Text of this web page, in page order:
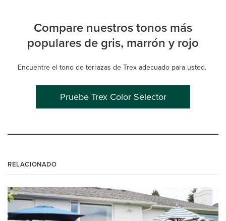
Compare nuestros tonos más
populares de gris, marrón y rojo
Encuentre el tono de terrazas de Trex adecuado para usted.
Pruebe Trex Color Selector
RELACIONADO